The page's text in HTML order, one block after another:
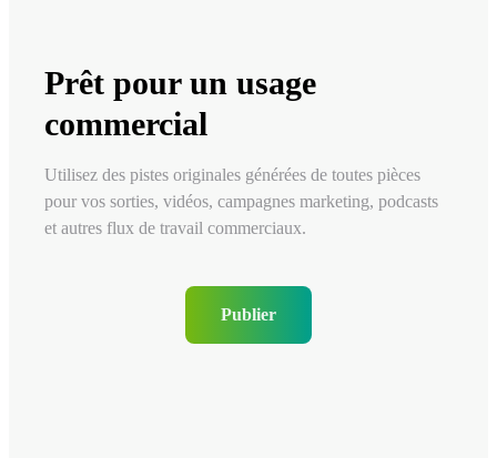
Prêt pour un usage
commercial
Utilisez des pistes originales générées de toutes pièces
pour vos sorties, vidéos, campagnes marketing, podcasts
et autres flux de travail commerciaux.
Publier